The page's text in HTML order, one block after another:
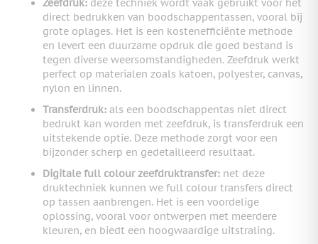
direct bedrukken van boodschappentassen, vooral bij
grote oplages. Het is een kostenefficiënte methode
en levert een duurzame opdruk die goed bestand is
tegen diverse weersomstandigheden. Zeefdruk werkt
perfect op materialen zoals katoen, polyester, canvas,
nylon en linnen.
Transferdruk: als een boodschappentas niet direct
bedrukt kan worden met zeefdruk, is transferdruk een
uitstekende optie. Deze methode zorgt voor een
bijzonder scherp en gedetailleerd resultaat.
Digitale full colour zeefdruktransfer: net deze
druktechniek kunnen we full colour transfers direct
op tassen aanbrengen. Het is een voordelige
oplossing, vooral voor ontwerpen met meerdere
kleuren, en biedt een hoogwaardige uitstraling.